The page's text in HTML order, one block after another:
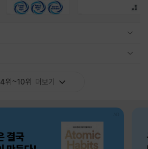
4위~10위 더보기